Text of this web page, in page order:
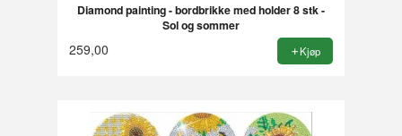
Diamond painting - bordbrikke med holder 8 stk -
Sol og sommer
259,00 Kjøp